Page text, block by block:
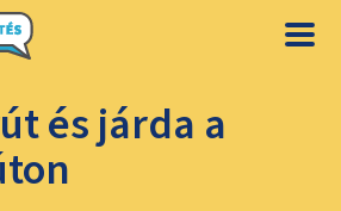
és járda a